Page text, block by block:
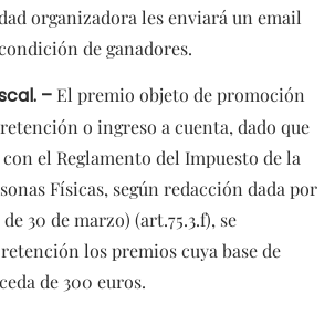
organizadora les enviará un email
de ganadores.
– El premio objeto de promoción
o ingreso a cuenta, dado que
el Reglamento del Impuesto de la
Físicas, según redacción dada por
30 de marzo) (art.75.3.f), se
los premios cuya base de
de 300 euros.